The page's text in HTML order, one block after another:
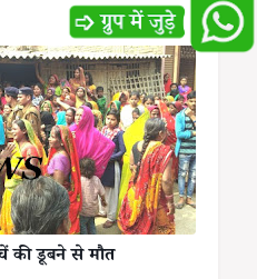
की डूबने से मौत